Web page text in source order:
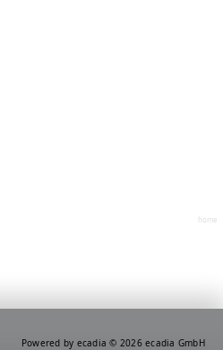
home
Powered by ecadia © 2026 ecadia GmbH